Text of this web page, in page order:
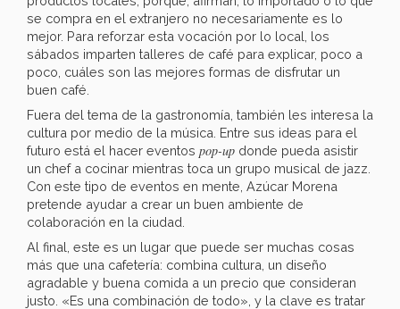
se compra en el extranjero no necesariamente es lo
mejor. Para reforzar esta vocación por lo local, los
sábados imparten talleres de café para explicar, poco a
poco, cuáles son las mejores formas de disfrutar un
buen café.
Fuera del tema de la gastronomía, también les interesa la
cultura por medio de la música. Entre sus ideas para el
futuro está el hacer eventos pop-up donde pueda asistir
un chef a cocinar mientras toca un grupo musical de jazz.
Con este tipo de eventos en mente, Azúcar Morena
pretende ayudar a crear un buen ambiente de
colaboración en la ciudad.
Al final, este es un lugar que puede ser muchas cosas
más que una cafetería: combina cultura, un diseño
agradable y buena comida a un precio que consideran
justo. «Es una combinación de todo», y la clave es tratar